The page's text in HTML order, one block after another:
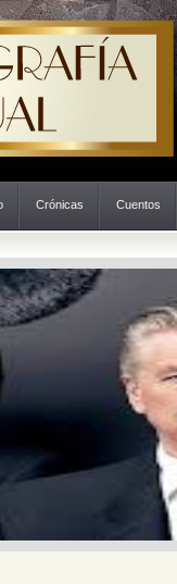
Crónicas Cuentos